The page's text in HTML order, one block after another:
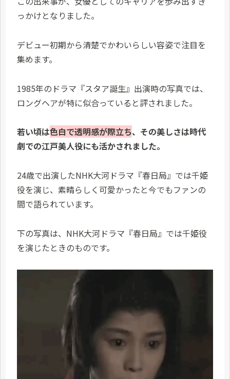
っかけとなりました。
デビュー初期から清楚でかわいらしい容姿で注目を
集めます。
1985年のドラマ『スタア誕生』出演時の写真では、
ロングヘアが特に似合っていると評されました。
若い頃は色白で透明感が際立ち、その美しさは時代
劇での江戸美人役にも活かされました。
24歳で出演したNHK大河ドラマ『春日局』では千姫
役を演じ、素晴らしく可愛かったと今でもファンの
間で語られています。
下の写真は、NHK大河ドラマ『春日局』では千姫役
を演じたときのものです。